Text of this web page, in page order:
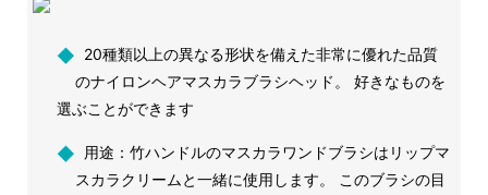
◆ 20種類以上の異なる形状を備えた非常に優れた品質
のナイロンヘアマスカラブラシヘッド。 好きなものを
選ぶことができます
◆ 用途：竹ハンドルのマスカラワンドブラシはリップマ
スカラクリームと一緒に使用します。 このブラシの目